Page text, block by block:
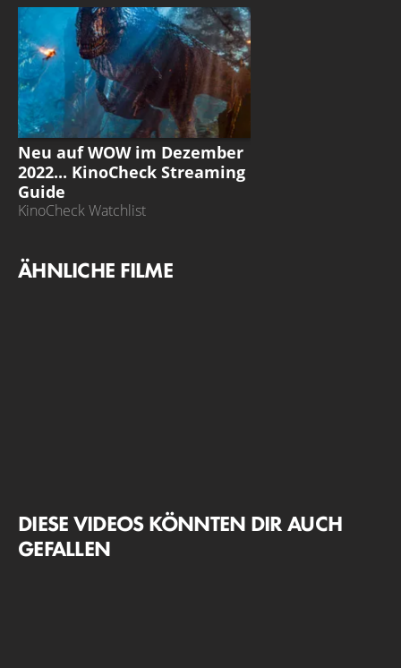
STREAMING GUIDE
Neu auf WOW im Dezember
2022... KinoCheck Streaming
Guide
KinoCheck Watchlist
ÄHNLICHE FILME
DIESE VIDEOS KÖNNTEN DIR AUCH
GEFALLEN